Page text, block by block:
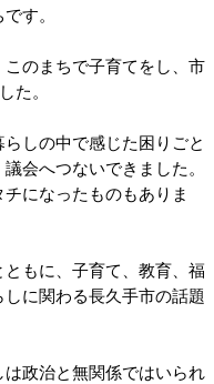
す。
のまちで子育てをし、市
た。
しの中で感じた困りごと
会へつないできました。
になったものもありま
もに、子育て、教育、福
に関わる長久手市の話題
は政治と無関係ではいられ